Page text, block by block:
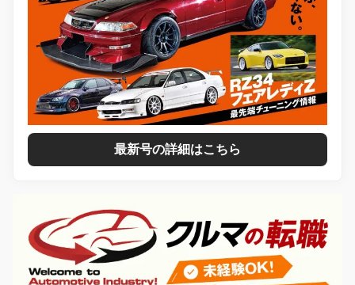
最新号の詳細はこちら